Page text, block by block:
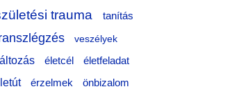
trauma tanítás
veszélyek
életcél
életfeladat
érzelmek
önbizalom